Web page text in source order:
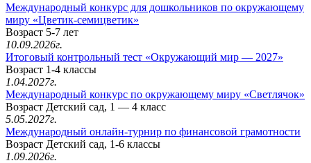
Международный конкурс для дошкольников по окружающему
миру «Цветик-семицветик»
Возраст 5-7 лет
10.09.2026г.
Итоговый контрольный тест «Окружающий мир — 2027»
Возраст 1-4 классы
1.04.2027г.
Международный конкурс по окружающему миру «Светлячок»
Возраст Детский сад, 1 — 4 класс
5.05.2027г.
Международный онлайн-турнир по финансовой грамотности
Возраст Детский сад, 1-6 классы
1.09.2026г.